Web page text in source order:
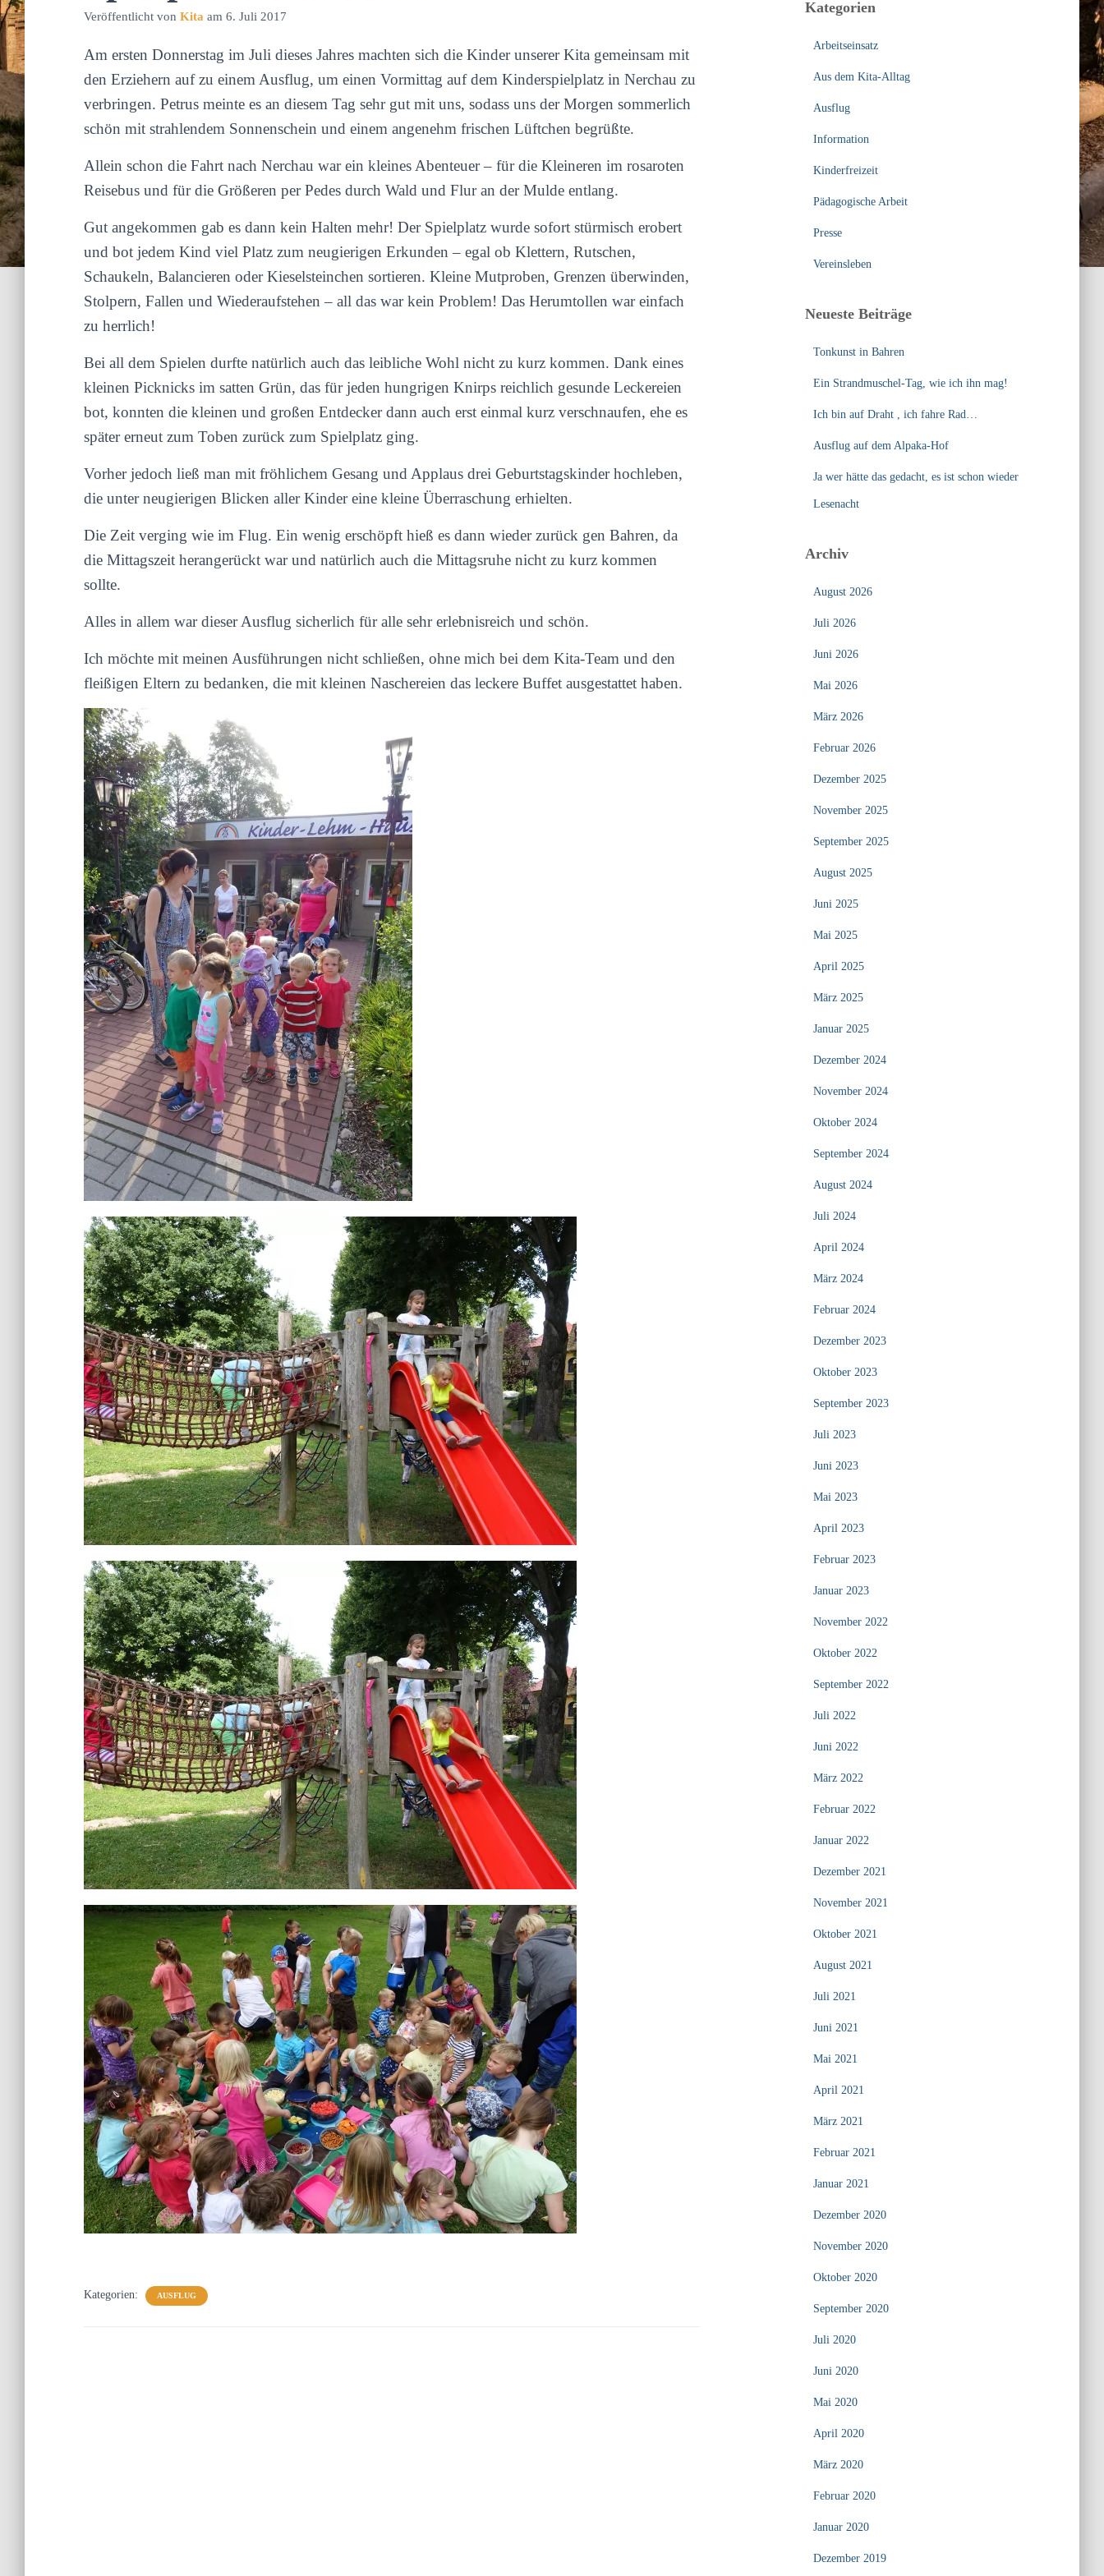
Veröffentlicht von Kita am 6. Juli 2017
Am ersten Donnerstag im Juli dieses Jahres machten sich die Kinder unserer Kita gemeinsam mit
den Erziehern auf zu einem Ausflug, um einen Vormittag auf dem Kinderspielplatz in Nerchau zu
verbringen. Petrus meinte es an diesem Tag sehr gut mit uns, sodass uns der Morgen sommerlich
schön mit strahlendem Sonnenschein und einem angenehm frischen Lüftchen begrüßte.
Allein schon die Fahrt nach Nerchau war ein kleines Abenteuer – für die Kleineren im rosaroten
Reisebus und für die Größeren per Pedes durch Wald und Flur an der Mulde entlang.
Gut angekommen gab es dann kein Halten mehr! Der Spielplatz wurde sofort stürmisch erobert
und bot jedem Kind viel Platz zum neugierigen Erkunden – egal ob Klettern, Rutschen,
Schaukeln, Balancieren oder Kieselsteinchen sortieren. Kleine Mutproben, Grenzen überwinden,
Stolpern, Fallen und Wiederaufstehen – all das war kein Problem! Das Herumtollen war einfach
zu herrlich!
Bei all dem Spielen durfte natürlich auch das leibliche Wohl nicht zu kurz kommen. Dank eines
kleinen Picknicks im satten Grün, das für jeden hungrigen Knirps reichlich gesunde Leckereien
bot, konnten die kleinen und großen Entdecker dann auch erst einmal kurz verschnaufen, ehe es
später erneut zum Toben zurück zum Spielplatz ging.
Vorher jedoch ließ man mit fröhlichem Gesang und Applaus drei Geburtstagskinder hochleben,
die unter neugierigen Blicken aller Kinder eine kleine Überraschung erhielten.
Die Zeit verging wie im Flug. Ein wenig erschöpft hieß es dann wieder zurück gen Bahren, da
die Mittagszeit herangerückt war und natürlich auch die Mittagsruhe nicht zu kurz kommen
sollte.
Alles in allem war dieser Ausflug sicherlich für alle sehr erlebnisreich und schön.
Ich möchte mit meinen Ausführungen nicht schließen, ohne mich bei dem Kita-Team und den
fleißigen Eltern zu bedanken, die mit kleinen Naschereien das leckere Buffet ausgestattet haben.
Kategorien: AUSFLUG
n
Kategorien
Arbeitseinsatz
Aus dem Kita-Alltag
Ausflug
Information
Kinderfreizeit
Pädagogische Arbeit
Presse
Vereinsleben
Neueste Beiträge
Tonkunst in Bahren
Ein Strandmuschel-Tag, wie ich ihn mag!
Ich bin auf Draht , ich fahre Rad…
Ausflug auf dem Alpaka-Hof
Ja wer hätte das gedacht, es ist schon wieder
Lesenacht
Archiv
August 2026
Juli 2026
Juni 2026
Mai 2026
März 2026
Februar 2026
Dezember 2025
November 2025
September 2025
August 2025
Juni 2025
Mai 2025
April 2025
März 2025
Januar 2025
Dezember 2024
November 2024
Oktober 2024
September 2024
August 2024
Juli 2024
April 2024
März 2024
Februar 2024
Dezember 2023
Oktober 2023
September 2023
Juli 2023
Juni 2023
Mai 2023
April 2023
Februar 2023
Januar 2023
November 2022
Oktober 2022
September 2022
Juli 2022
Juni 2022
März 2022
Februar 2022
Januar 2022
Dezember 2021
November 2021
Oktober 2021
August 2021
Juli 2021
Juni 2021
Mai 2021
April 2021
März 2021
Februar 2021
Januar 2021
Dezember 2020
November 2020
Oktober 2020
September 2020
Juli 2020
Juni 2020
Mai 2020
April 2020
März 2020
Februar 2020
Januar 2020
Dezember 2019